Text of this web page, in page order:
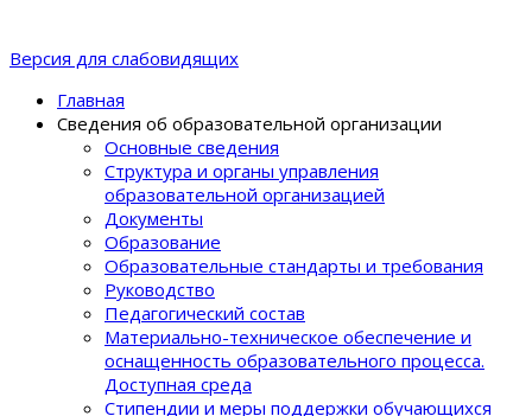
Версия для слабовидящих
Главная
Сведения об образовательной организации
Основные сведения
Структура и органы управления
образовательной организацией
Документы
Образование
Образовательные стандарты и требования
Руководство
Педагогический состав
Материально-техническое обеспечение и
оснащенность образовательного процеcса.
Доступная среда
Стипендии и меры поддержки обучающихся